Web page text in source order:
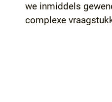
we inmiddels
complexe